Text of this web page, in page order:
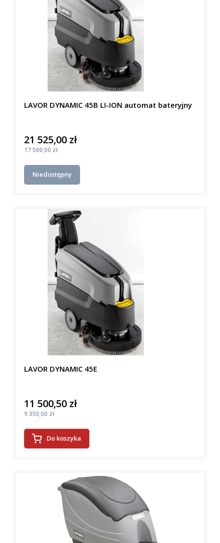
LAVOR DYNAMIC 45B LI-ION automat bateryjny
Cena
21 525,00 zł
Cena
17 500,00 zł
Niedostępny
LAVOR DYNAMIC 45E
Cena
11 500,50 zł
Cena
9 350,00 zł
Do koszyka